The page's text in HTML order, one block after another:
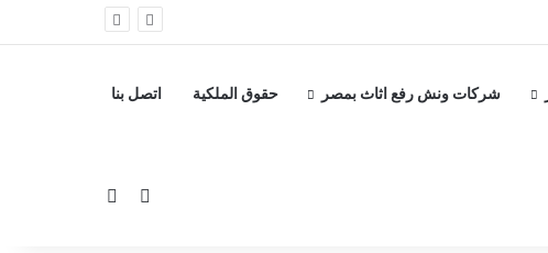
شركات ونش رفع اثاث بمصر حقوق الملكية اتصل بنا
إضافة عمود جانبي